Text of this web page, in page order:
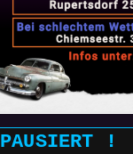
PAUSIERT !